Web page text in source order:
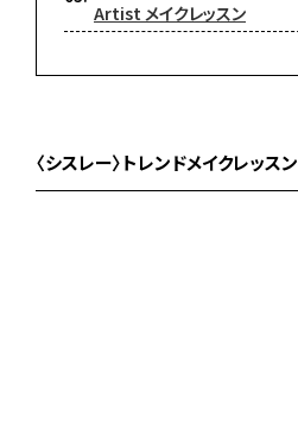
Artist メイクレッスン
〈シスレー〉トレンドメイクレッスン